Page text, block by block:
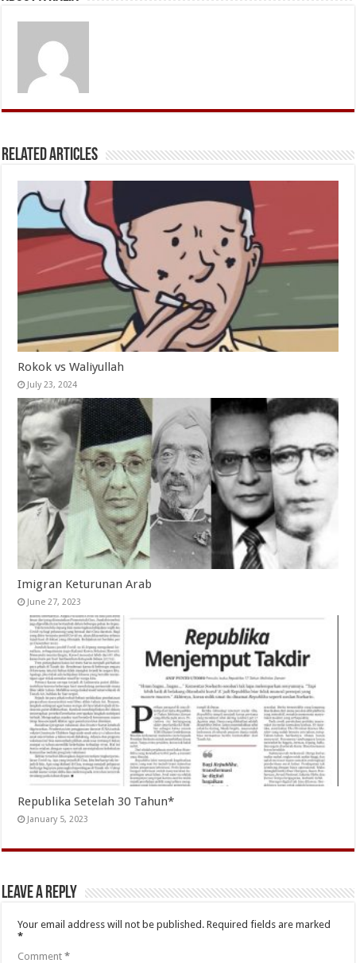
Related Articles
Rokok vs Waliyullah
July 23, 2024
Imigran Keturunan Arab
June 27, 2023
Republika Setelah 30 Tahun*
January 5, 2023
Leave a Reply
Your email address will not be published. Required fields are marked
*
Comment*